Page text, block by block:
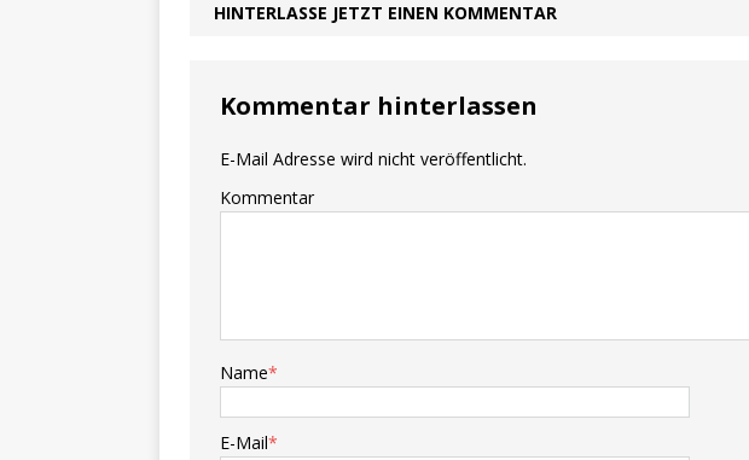
HINTERLASSE JETZT EINEN KOMMENTAR
Kommentar hinterlassen
E-Mail Adresse wird nicht veröffentlicht.
Kommentar
Name*
E-Mail*